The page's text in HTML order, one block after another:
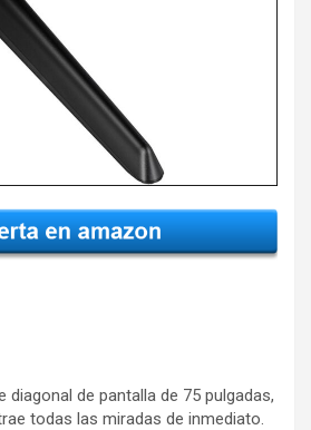
diagonal de pantalla de 75 pulgadas,
todas las miradas de inmediato.